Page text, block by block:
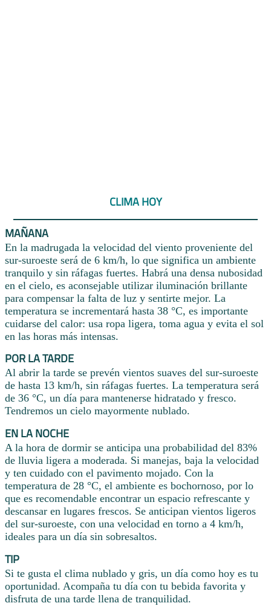
CLIMA HOY
MAÑANA
En la madrugada la velocidad del viento proveniente del
sur-suroeste será de 6 km/h, lo que significa un ambiente
tranquilo y sin ráfagas fuertes. Habrá una densa nubosidad
en el cielo, es aconsejable utilizar iluminación brillante
para compensar la falta de luz y sentirte mejor. La
temperatura se incrementará hasta 38 °C, es importante
cuidarse del calor: usa ropa ligera, toma agua y evita el sol
en las horas más intensas.
POR LA TARDE
Al abrir la tarde se prevén vientos suaves del sur-suroeste
de hasta 13 km/h, sin ráfagas fuertes. La temperatura será
de 36 °C, un día para mantenerse hidratado y fresco.
Tendremos un cielo mayormente nublado.
EN LA NOCHE
A la hora de dormir se anticipa una probabilidad del 83%
de lluvia ligera a moderada. Si manejas, baja la velocidad
y ten cuidado con el pavimento mojado. Con la
temperatura de 28 °C, el ambiente es bochornoso, por lo
que es recomendable encontrar un espacio refrescante y
descansar en lugares frescos. Se anticipan vientos ligeros
del sur-suroeste, con una velocidad en torno a 4 km/h,
ideales para un día sin sobresaltos.
TIP
Si te gusta el clima nublado y gris, un día como hoy es tu
oportunidad. Acompaña tu día con tu bebida favorita y
disfruta de una tarde llena de tranquilidad.